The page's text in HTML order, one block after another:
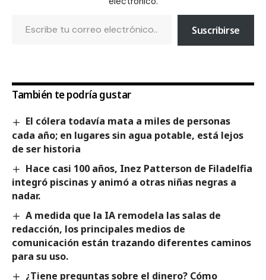
Suscribirse
También te podría gustar
El cólera todavía mata a miles de personas
cada año; en lugares sin agua potable, está lejos
de ser historia
Hace casi 100 años, Inez Patterson de Filadelfia
integró piscinas y animó a otras niñas negras a
nadar.
A medida que la IA remodela las salas de
redacción, los principales medios de
comunicación están trazando diferentes caminos
para su uso.
¿Tiene preguntas sobre el dinero? Cómo